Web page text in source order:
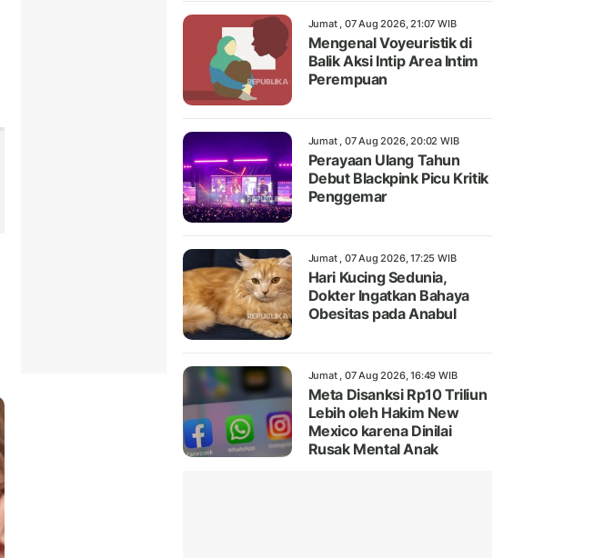
Jumat , 07 Aug 2026, 21:07 WIB
Mengenal Voyeuristik di
Balik Aksi Intip Area Intim
Perempuan
Jumat , 07 Aug 2026, 20:02 WIB
Perayaan Ulang Tahun
Debut Blackpink Picu Kritik
Penggemar
Jumat , 07 Aug 2026, 17:25 WIB
Hari Kucing Sedunia,
Dokter Ingatkan Bahaya
Obesitas pada Anabul
Jumat , 07 Aug 2026, 16:49 WIB
Meta Disanksi Rp10 Triliun
Lebih oleh Hakim New
Mexico karena Dinilai
Rusak Mental Anak